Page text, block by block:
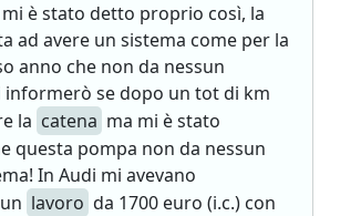
è stato detto proprio così, la
ad avere un sistema come per la
anno che non da nessun
informerò se dopo un tot di km
la catena ma mi è stato
questa pompa non da nessun
In Audi mi avevano
lavoro da 1700 euro (i.c.) con